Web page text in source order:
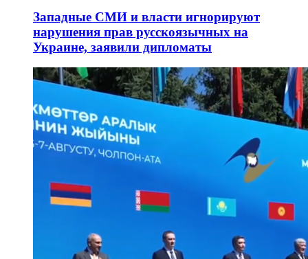
Западные СМИ и власти игнорируют
нарушения прав русскоязычных на
Украине, заявили дипломаты